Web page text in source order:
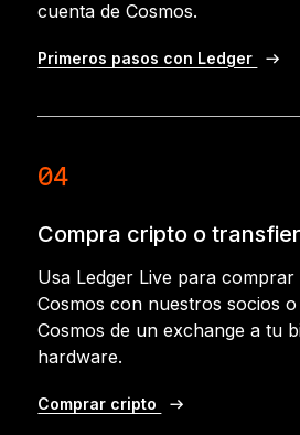
cuenta de Cosmos.
Primeros pasos con Ledger
04
Compra cripto o
Usa Ledger Live para comprar
Cosmos con nuestros socios
Cosmos de un exchange a tu
hardware.
Comprar cripto